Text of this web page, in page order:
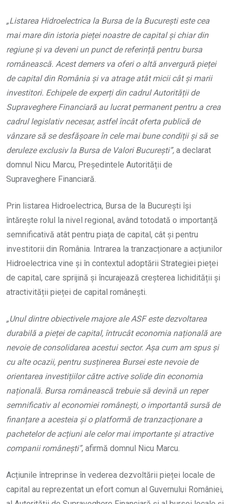
„Listarea Hidroelectrica la Bursa de la București este cea
mai mare din istoria pieței noastre de capital și chiar din
regiune și va deveni un punct de referință pentru bursa
românească. Acest demers va oferi o altă anvergură pieței
de capital din România și va atrage atât micii cât și marii
investitori. Echipele de experți din cadrul Autorității de
Supraveghere Financiară au lucrat permanent pentru a crea
cadrul legislativ necesar, astfel încât oferta publică de
vânzare să se desfășoare în cele mai bune condiții și să se
deruleze exclusiv la Bursa de Valori București”, a declarat
domnul Nicu Marcu, Președintele Autorității de
Supraveghere Financiară.
Prin listarea Hidroelectrica, Bursa de la București își
întărește rolul la nivel regional, având totodată o importanță
semnificativă atât pentru piața de capital, cât și pentru
investitorii din România. Intrarea la tranzacționare a acțiunilor
Hidroelectrica vine și în contextul adoptării Strategiei pieței
de capital, care sprijină și încurajează creșterea lichidității și
atractivității pieței de capital românești.
„Unul dintre obiectivele majore ale ASF este dezvoltarea
durabilă a pieței de capital, întrucât economia națională are
nevoie de consolidarea acestui sector. Așa cum am spus și
cu alte ocazii, pentru susținerea Bursei este nevoie de
orientarea investițiilor către active solide din economia
națională. Bursa românească trebuie să devină un reper
semnificativ al economiei românești, o importantă sursă de
finanțare a acesteia și o platformă de tranzacționare a
pachetelor de acțiuni ale celor mai importante și atractive
companii românești”, afirmă domnul Nicu Marcu.
Acțiunile întreprinse în vederea dezvoltării pieței locale de
capital au reprezentat un efort comun al Guvernului României,